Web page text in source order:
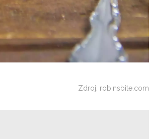
Zdroj: robinsbite.com